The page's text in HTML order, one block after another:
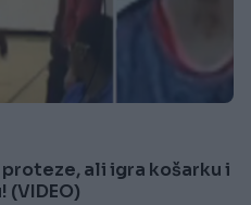
proteze, ali igra košarku i